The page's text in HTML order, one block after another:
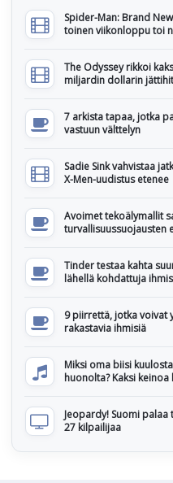
Spider-Man: Brand
toinen viikonloppu toi
The Odyssey rikkoi
miljardin dollarin
7 arkista tapaa, jotka
vastuun välttelyn
Sadie Sink vahvistaa
X-Men-uudistus etenee
Avoimet tekoälymallit
turvallisuussuojausten
Tinder testaa kahta
lähellä kohdattuja
9 piirrettä, jotka voivat
rakastavia ihmisiä
Miksi oma biisi
huonolta? Kaksi
Jeopardy! Suomi
27 kilpailijaa